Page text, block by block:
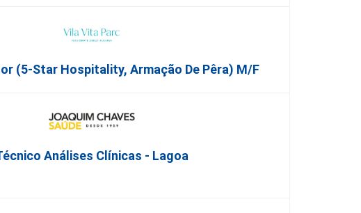
(5-Star Hospitality, Armação De Pêra) M/f
Análises Clínicas - Lagoa